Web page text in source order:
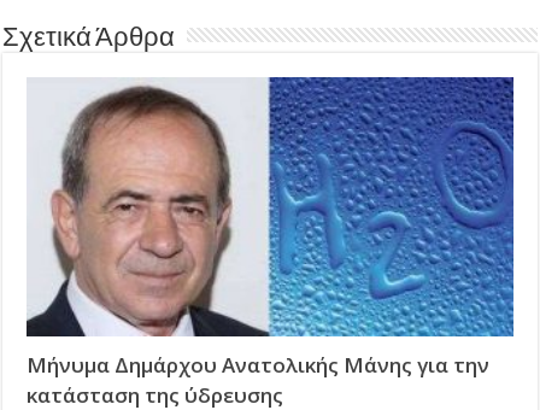
Σχετικά Άρθρα
Μήνυμα Δημάρχου Ανατολικής Μάνης για την
κατάσταση της ύδρευσης